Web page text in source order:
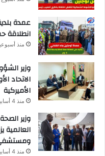
عمدة
انطلاقة
منذ
وزير
الاتحاد
الأميركية
منذ 4 أسابيع
وزير
العالمية
ومستشفى
منذ 4 أسابيع